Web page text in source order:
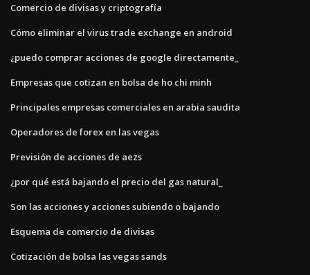
Comercio de divisas y criptografía
Cómo eliminar el virus trade exchange en android
¿puedo comprar acciones de google directamente_
Empresas que cotizan en bolsa de ho chi minh
Principales empresas comerciales en arabia saudita
Operadores de forex en las vegas
Previsión de acciones de aezs
¿por qué está bajando el precio del gas natural_
Son las acciones y acciones subiendo o bajando
Esquema de comercio de divisas
Cotización de bolsa las vegas sands